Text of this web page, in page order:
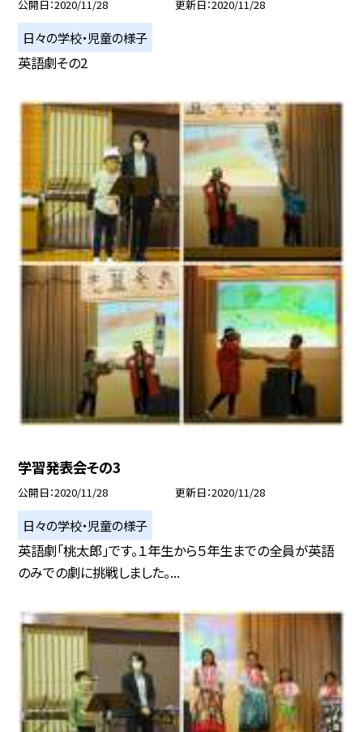
公開日 2020/11/28 更新日 2020/11/28
日々の学校・児童の様子
英語劇その2
学習発表会その3
公開日 2020/11/28 更新日 2020/11/28
日々の学校・児童の様子
英語劇「桃太郎」です。１年生から５年生までの全員が英語
のみでの劇に挑戦しました。...